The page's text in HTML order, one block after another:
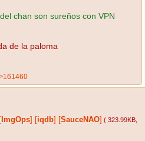
chan son sureños con VPN
de la paloma
ImgOps iqdb SauceNAO ( 323.99KB